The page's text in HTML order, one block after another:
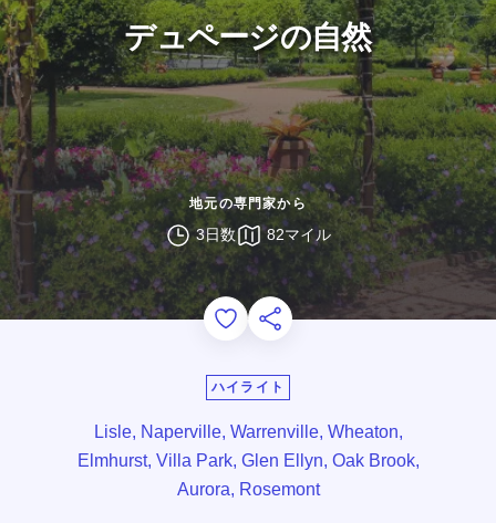
デュページの自然
地元の専門家から
3日数 82マイル
Add to Favorites
このページを共有する
ハイライト
Lisle, Naperville, Warrenville, Wheaton,
Elmhurst, Villa Park, Glen Ellyn, Oak Brook,
Aurora, Rosemont